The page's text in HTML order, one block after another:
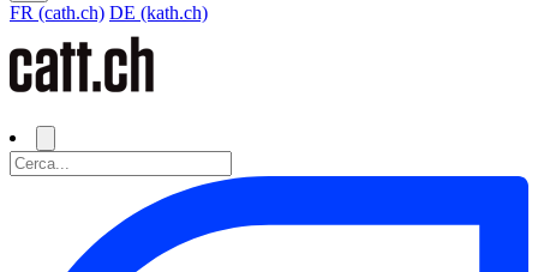
FR (cath.ch) DE (kath.ch)